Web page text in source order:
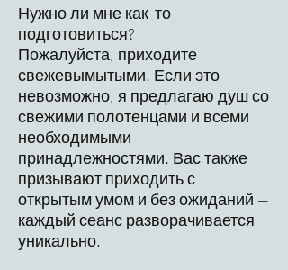
Нужно ли мне как-то
подготовиться?
Пожалуйста, приходите
свежевымытыми. Если это
невозможно, я предлагаю душ со
свежими полотенцами и всеми
необходимыми
принадлежностями. Вас также
призывают приходить с
открытым умом и без ожиданий —
каждый сеанс разворачивается
уникально.